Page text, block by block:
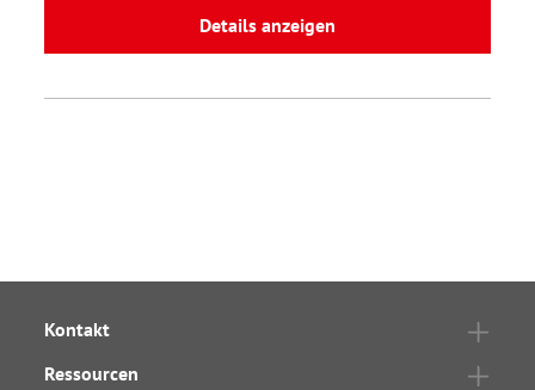
Details anzeigen
Kontakt
Ressourcen